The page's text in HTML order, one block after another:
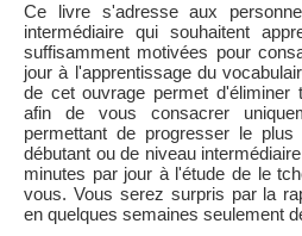
Ce livre s'adresse aux
intermédiaire qui souhaitent
suffisamment motivées pour
jour à l'apprentissage du
de cet ouvrage permet d'éliminer
afin de vous consacrer
permettant de progresser le
débutant ou de niveau
minutes par jour à l'étude de le
vous. Vous serez surpris par la
en quelques semaines seulement